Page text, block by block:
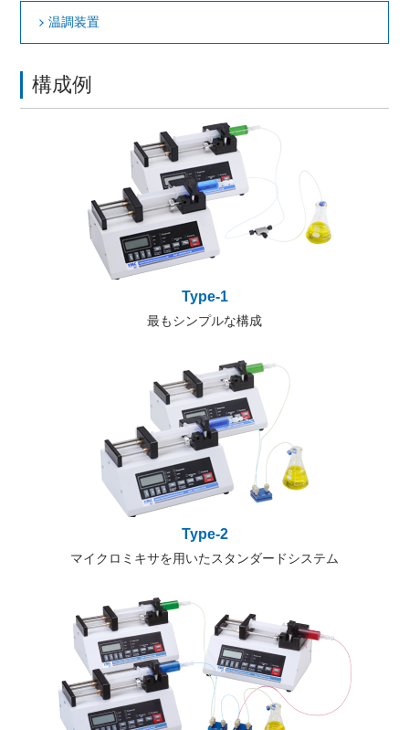
温調装置
構成例
Type-1
最もシンプルな構成
Type-2
マイクロミキサを用いたスタンダードシステム